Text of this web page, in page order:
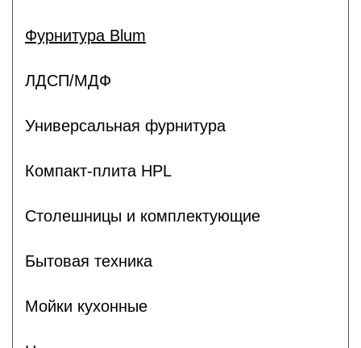
Фурнитура Blum
ЛДСП/МДФ
Универсальная фурнитура
Компакт-плита HPL
Столешницы и комплектующие
Бытовая техника
Мойки кухонные